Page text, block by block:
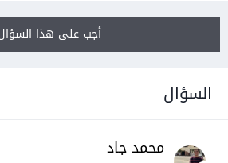
أجب على هذا السؤال
السؤال
محمد جاد